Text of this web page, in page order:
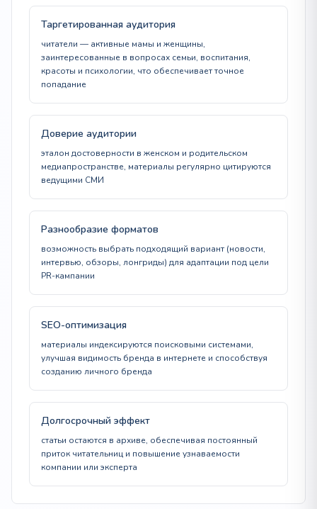
Таргетированная аудитория
читатели — активные мамы и женщины,
заинтересованные в вопросах семьи, воспитания,
красоты и психологии, что обеспечивает точное
попадание
Доверие аудитории
эталон достоверности в женском и родительском
медиапространстве, материалы регулярно цитируются
ведущими СМИ
Разнообразие форматов
возможность выбрать подходящий вариант (новости,
интервью, обзоры, лонгриды) для адаптации под цели
PR-кампании
SEO-оптимизация
материалы индексируются поисковыми системами,
улучшая видимость бренда в интернете и способствуя
созданию личного бренда
Долгосрочный эффект
статьи остаются в архиве, обеспечивая постоянный
приток читательниц и повышение узнаваемости
компании или эксперта